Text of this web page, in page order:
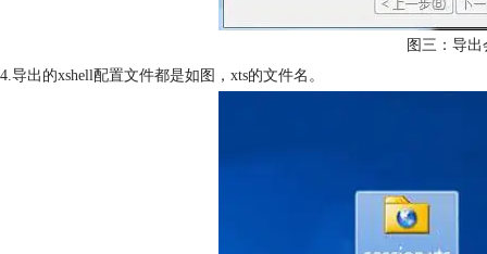
图三：导
4.导出的xshell配置文件都是如图，xts的文件名。